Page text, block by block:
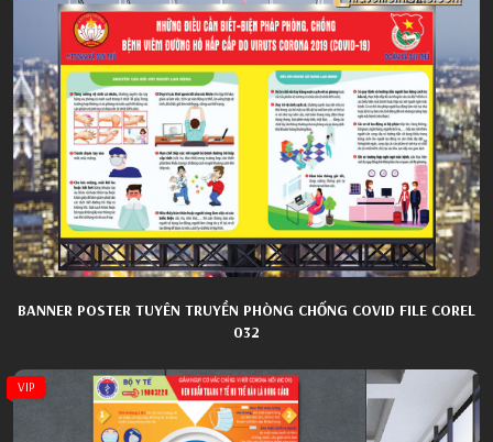
BANNER POSTER TUYÊN TRUYỀN PHÒNG CHỐNG COVID FILE COREL
032
VIP